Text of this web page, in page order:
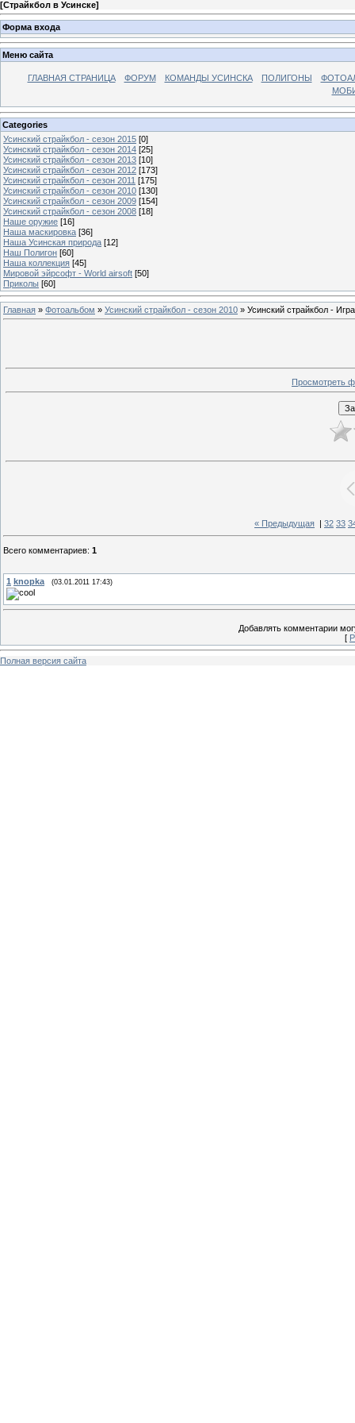
[Страйкбол в Усинске]
Форма входа
Меню сайта
ГЛАВНАЯ СТРАНИЦА ФОРУМ КОМАНДЫ УСИНСКА ПОЛИГОНЫ
Categories
Усинский страйкбол - сезон 2015 [0]
Усинский страйкбол - сезон 2014 [25]
Усинский страйкбол - сезон 2013 [10]
Усинский страйкбол - сезон 2012 [173]
Усинский страйкбол - сезон 2011 [175]
Усинский страйкбол - сезон 2010 [130]
Усинский страйкбол - сезон 2009 [154]
Усинский страйкбол - сезон 2008 [18]
Наше оружие [16]
Наша маскировка [36]
Наша Усинская природа [12]
Наш Полигон [60]
Наша коллекция [45]
Мировой эйрсофт - World airsoft [50]
Приколы [60]
Главная » Фотоальбом » Усинский страйкбол - сезон 2010 » Усинский страйкбол -
Просмотреть
« Предыдущая 32 33
Всего комментариев: 1
1 knopka (03.01.2011 17:43)
Добавлять комментарии
[
Полная версия сайта